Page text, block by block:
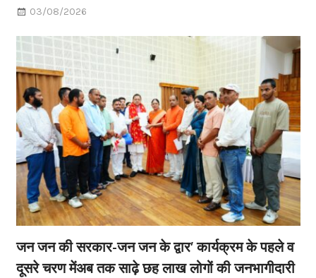
03/08/2026
जन जन की सरकार-जन जन के द्वार’ कार्यक्रम के पहले व
दूसरे चरण मेंअब तक साढ़े छह लाख लोगों की जनभागीदारी